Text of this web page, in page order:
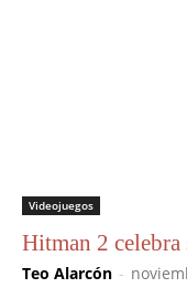
Videojuegos
Hitman 2
Teo Alarcón -